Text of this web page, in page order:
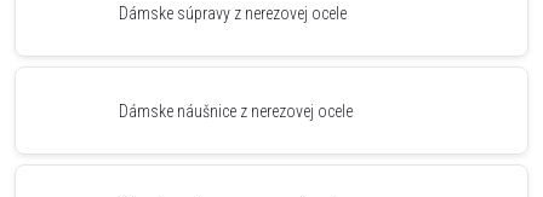
Dámske súpravy z nerezovej ocele
Dámske náušnice z nerezovej ocele